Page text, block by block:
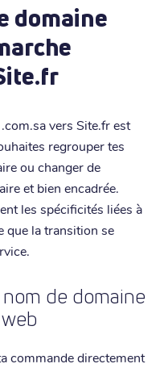
domaine
vers Site.fr est
regrouper tes
ou changer de
et bien encadrée.
les spécificités liées à
que la transition se
de domaine
commande directement